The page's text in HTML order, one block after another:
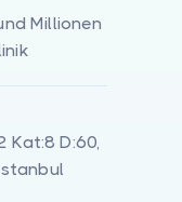
Millionen
Kat:8 D:60,